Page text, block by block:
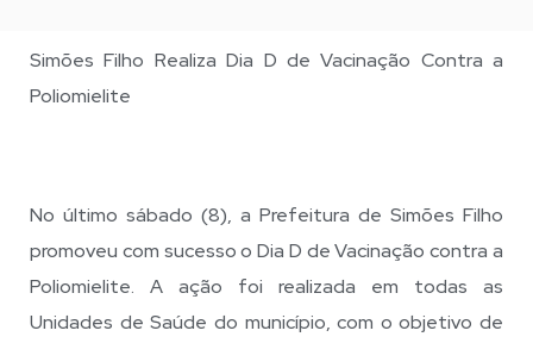
Simões Filho Realiza Dia D de Vacinação Contra a
Poliomielite
No último sábado (8), a Prefeitura de Simões Filho
promoveu com sucesso o Dia D de Vacinação contra a
Poliomielite. A ação foi realizada em todas as
Unidades de Saúde do município, com o objetivo de